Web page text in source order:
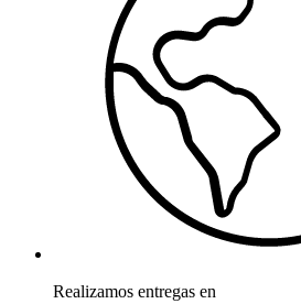
Realizamos entregas en